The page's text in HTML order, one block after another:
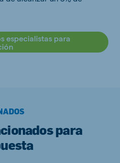
especialistas para
para